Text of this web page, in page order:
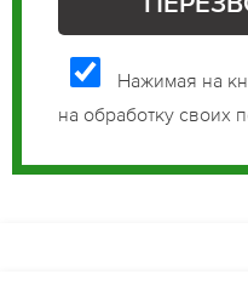
Нажимая на
на обработку своих